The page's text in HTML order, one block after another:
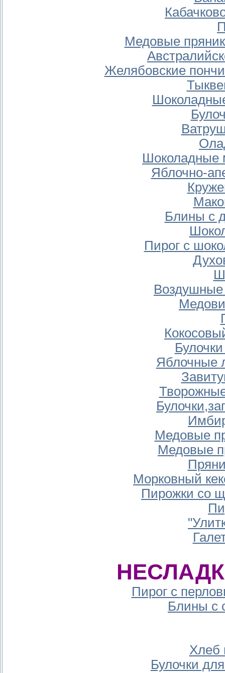
Медовые
Желябовские
Яблочно-
Блины с
Пирог с
Воздушные
Яблочные
Медовые
Медовые
Морковный
Пирожки со
Пирог с
Блины с
Хлеб
Булочки